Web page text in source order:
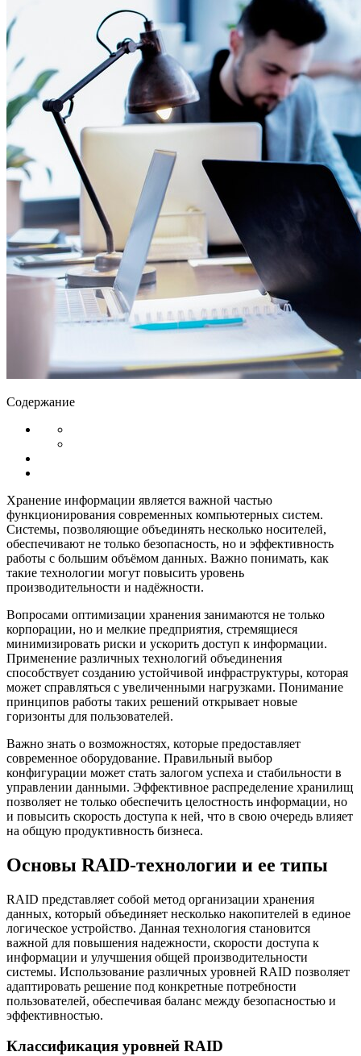
Содержание
Хранение информации является важной частью
функционирования современных компьютерных систем.
Системы, позволяющие объединять несколько носителей,
обеспечивают не только безопасность, но и эффективность
работы с большим объёмом данных. Важно понимать, как
такие технологии могут повысить уровень
производительности и надёжности.
Вопросами оптимизации хранения занимаются не только
корпорации, но и мелкие предприятия, стремящиеся
минимизировать риски и ускорить доступ к информации.
Применение различных технологий объединения
способствует созданию устойчивой инфраструктуры, которая
может справляться с увеличенными нагрузками. Понимание
принципов работы таких решений открывает новые
горизонты для пользователей.
Важно знать о возможностях, которые предоставляет
современное оборудование. Правильный выбор
конфигурации может стать залогом успеха и стабильности в
управлении данными. Эффективное распределение хранилищ
позволяет не только обеспечить целостность информации, но
и повысить скорость доступа к ней, что в свою очередь влияет
на общую продуктивность бизнеса.
Основы RAID-технологии и ее типы
RAID представляет собой метод организации хранения
данных, который объединяет несколько накопителей в единое
логическое устройство. Данная технология становится
важной для повышения надежности, скорости доступа к
информации и улучшения общей производительности
системы. Использование различных уровней RAID позволяет
адаптировать решение под конкретные потребности
пользователей, обеспечивая баланс между безопасностью и
эффективностью.
Классификация уровней RAID